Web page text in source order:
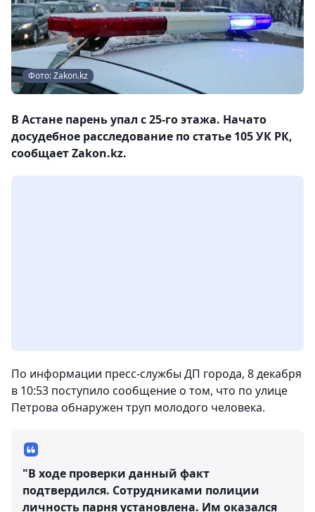
Фото: Zakon.kz
В Астане парень упал с 25-го этажа. Начато
досудебное расследование по статье 105 УК РК,
сообщает Zakon.kz.
По информации пресс-службы ДП города, 8 декабря
в 10:53 поступило сообщение о том, что по улице
Петрова обнаружен труп молодого человека.
"В ходе проверки данный факт
подтвердился. Сотрудниками полиции
личность парня установлена. Им оказался